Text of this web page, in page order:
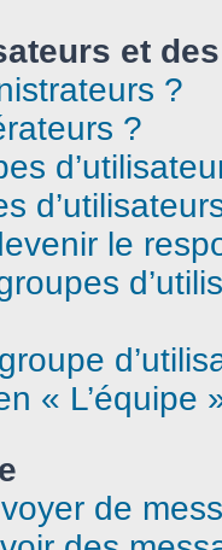
et
?
?
le
« L’équipe
de